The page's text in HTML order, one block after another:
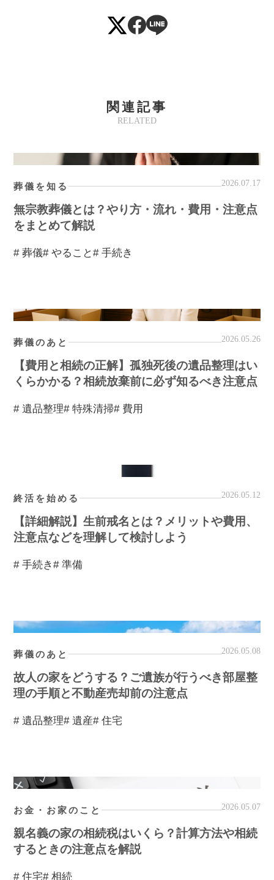
RELATED
関連記事
葬儀を知る 2026.07.17
無宗教葬儀とは？やり方・流れ・費用・注意点
をまとめて解説
# 葬儀# やること# 手続き
葬儀のあと 2026.05.26
【費用と相続の正解】孤独死後の遺品整理はい
くらかかる？相続放棄前に必ず知るべき注意点
# 遺品整理# 特殊清掃# 費用
終活を始める 2026.05.12
【詳細解説】生前戒名とは？メリットや費用、
注意点などを理解して検討しよう
# 手続き# 準備
葬儀のあと 2026.05.08
故人の家をどうする？ご遺族が行うべき部屋整
理の手順と不動産売却前の注意点
# 遺品整理# 遺産# 住宅
お金・お家のこと 2026.05.07
親名義の家の相続税はいくら？計算方法や相続
するときの注意点を解説
# 住宅# 相続